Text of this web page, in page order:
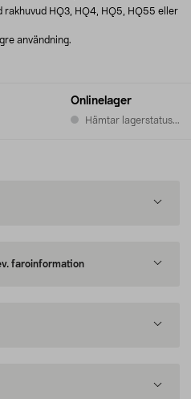
Onlinelager
Hämtar lagerstatus...
rakhuvud HQ3, HQ4, HQ5, HQ55 eller
användning.
faroinformation